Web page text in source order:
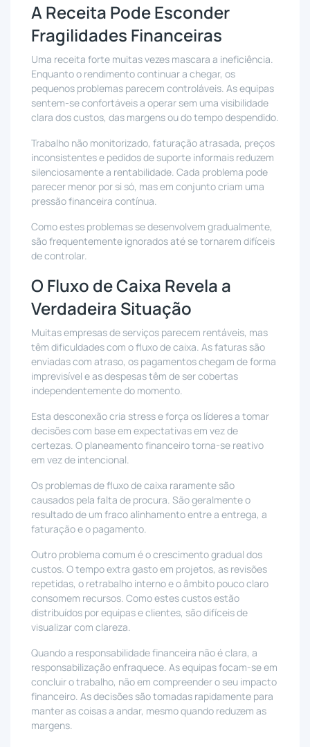
A Receita Pode Esconder
Fragilidades Financeiras
Uma receita forte muitas vezes mascara a ineficiência.
Enquanto o rendimento continuar a chegar, os
pequenos problemas parecem controláveis. As equipas
sentem-se confortáveis a operar sem uma visibilidade
clara dos custos, das margens ou do tempo despendido.
Trabalho não monitorizado, faturação atrasada, preços
inconsistentes e pedidos de suporte informais reduzem
silenciosamente a rentabilidade. Cada problema pode
parecer menor por si só, mas em conjunto criam uma
pressão financeira contínua.
Como estes problemas se desenvolvem gradualmente,
são frequentemente ignorados até se tornarem difíceis
de controlar.
O Fluxo de Caixa Revela a
Verdadeira Situação
Muitas empresas de serviços parecem rentáveis, mas
têm dificuldades com o fluxo de caixa. As faturas são
enviadas com atraso, os pagamentos chegam de forma
imprevisível e as despesas têm de ser cobertas
independentemente do momento.
Esta desconexão cria stress e força os líderes a tomar
decisões com base em expectativas em vez de
certezas. O planeamento financeiro torna-se reativo
em vez de intencional.
Os problemas de fluxo de caixa raramente são
causados pela falta de procura. São geralmente o
resultado de um fraco alinhamento entre a entrega, a
faturação e o pagamento.
Outro problema comum é o crescimento gradual dos
custos. O tempo extra gasto em projetos, as revisões
repetidas, o retrabalho interno e o âmbito pouco claro
consomem recursos. Como estes custos estão
distribuídos por equipas e clientes, são difíceis de
visualizar com clareza.
Quando a responsabilidade financeira não é clara, a
responsabilização enfraquece. As equipas focam-se em
concluir o trabalho, não em compreender o seu impacto
financeiro. As decisões são tomadas rapidamente para
manter as coisas a andar, mesmo quando reduzem as
margens.